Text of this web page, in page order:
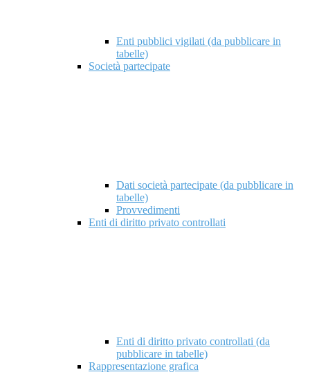
Enti pubblici vigilati (da pubblicare in
tabelle)
Società partecipate
Dati società partecipate (da pubblicare in
tabelle)
Provvedimenti
Enti di diritto privato controllati
Enti di diritto privato controllati (da
pubblicare in tabelle)
Rappresentazione grafica